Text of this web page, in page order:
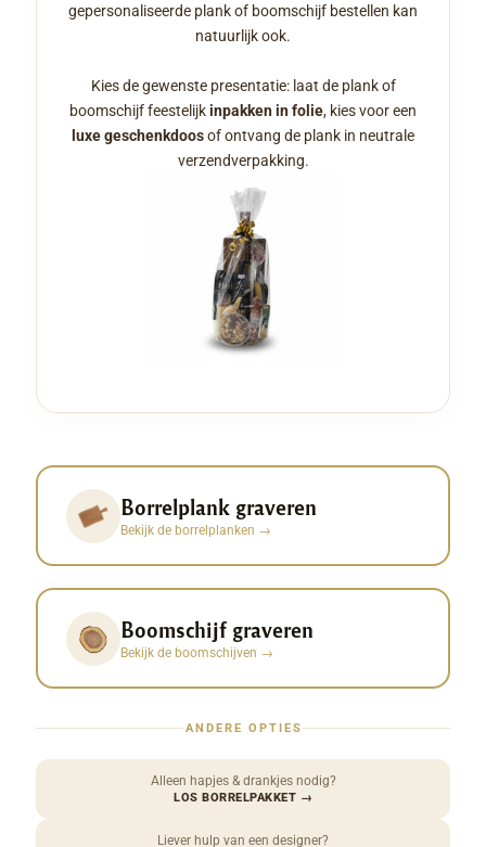
gepersonaliseerde plank of boomschijf bestellen kan
natuurlijk ook.
Kies de gewenste presentatie: laat de plank of
boomschijf feestelijkinpakken in folie, kies voor een
luxe geschenkdoosof ontvang de plank in neutrale
verzendverpakking.
Borrelplank graveren
Bekijk de borrelplanken →
Boomschijf graveren
Bekijk de boomschijven →
ANDERE OPTIES
Alleen hapjes & drankjes nodig?
LOS BORRELPAKKET →
Liever hulp van een designer?